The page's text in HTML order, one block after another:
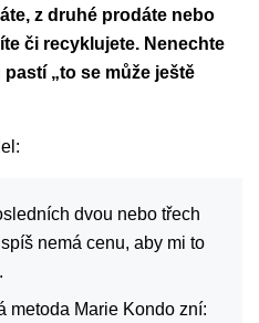
z druhé prodáte nebo
či recyklujete. Nenechte
„to se může ještě
dvou nebo třech
nemá cenu, aby mi to
metoda Marie Kondo zní: